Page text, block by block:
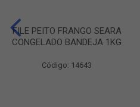
FILE PEITO FRANGO SEARA
CONGELADO BANDEJA 1KG
Código: 14643